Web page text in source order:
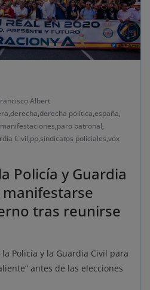
Albert
,derecha,derecha política,españa,
manifestaciones,paro patronal,
Civil,pp,sindicatos policiales,vox
Policía y Guardia
tras reunirse
Policía y la Guardia Civil para
antes de las elecciones